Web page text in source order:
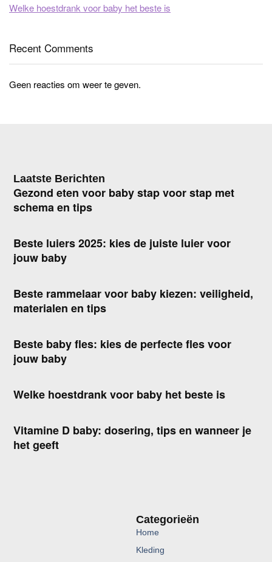
Welke hoestdrank voor baby het beste is
Recent Comments
Geen reacties om weer te geven.
Categorieën
Home
Kleding
Laatste Berichten
Gezond eten voor baby stap voor stap met
schema en tips
Beste luiers 2025: kies de juiste luier voor
jouw baby
Beste rammelaar voor baby kiezen: veiligheid,
materialen en tips
Beste baby fles: kies de perfecte fles voor
jouw baby
Welke hoestdrank voor baby het beste is
Vitamine D baby: dosering, tips en wanneer je
het geeft